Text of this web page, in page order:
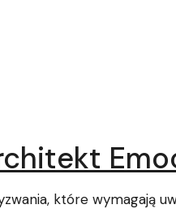
które wymagają